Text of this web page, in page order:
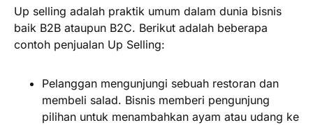
Up selling adalah praktik umum dalam dunia bisnis
baik B2B ataupun B2C. Berikut adalah beberapa
contoh penjualan Up Selling:
Pelanggan mengunjungi sebuah restoran dan
membeli salad. Bisnis memberi pengunjung
pilihan untuk menambahkan ayam atau udang ke